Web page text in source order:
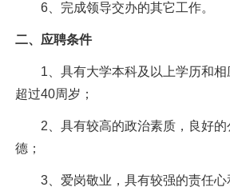
6 、完成领导交办的其它工作。
二、应聘条件
1 、具有大学本科及以上学历和
超过40周岁；
2 、具有较高的政治素质，良好
德；
3 、爱岗敬业，具有较强的责任心